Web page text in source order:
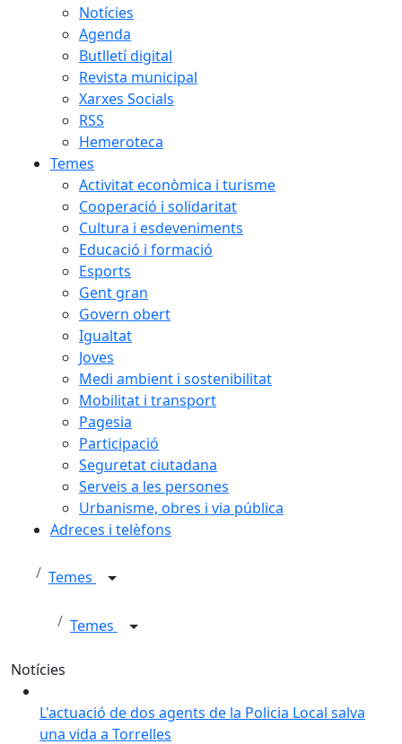
Notícies
Agenda
Butlletí digital
Revista municipal
Xarxes Socials
RSS
Hemeroteca
Temes
Activitat econòmica i turisme
Cooperació i solidaritat
Cultura i esdeveniments
Educació i formació
Esports
Gent gran
Govern obert
Igualtat
Joves
Medi ambient i sostenibilitat
Mobilitat i transport
Pagesia
Participació
Seguretat ciutadana
Serveis a les persones
Urbanisme, obres i via pública
Adreces i telèfons
Temes
Temes
Notícies
L'actuació de dos agents de la Policia Local salva
una vida a Torrelles